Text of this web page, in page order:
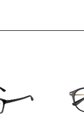
お気に入りに追加済